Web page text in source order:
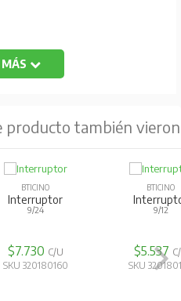
producto también vieron
BTICINO
Interruptor 10 Ax
1P NEGRO - 3 VÍAS
$8.037 C/U
SKU 320260120
BTICINO
Interruptor
$15.365